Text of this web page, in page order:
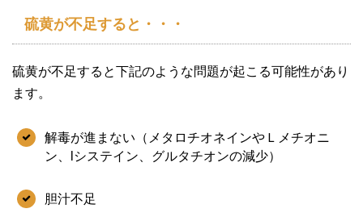
硫黄が不足すると・・・
硫黄が不足すると下記のような問題が起こる可能性があり
ます。
解毒が進まない（メタロチオネインやＬメチオニ
ン、lシステイン、グルタチオンの減少）
胆汁不足